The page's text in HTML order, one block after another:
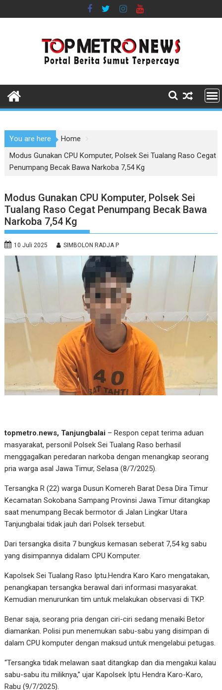
to
You are here
Home
Modus Gunakan CPU Komputer, Polsek Sei Tualang Raso Cegat
Penumpang Becak Bawa Narkoba 7,54 Kg
Modus Gunakan CPU Komputer, Polsek Sei
Tualang Raso Cegat Penumpang Becak Bawa
Narkoba 7,54 Kg
10 Juli 2025 SIMBOLON RADJA P
topmetro.news, Tanjungbalai – Respon cepat terima aduan
masyarakat, personil Polsek Sei Tualang Raso berhasil
menggagalkan peredaran narkoba dengan menangkap seorang
pria warga asal Jawa Timur, Selasa (8/7/2025).
Tersangka R (22) warga Dusun Komereh Barat Desa Dira Timur
Kecamatan Sokobana Sampang Provinsi Jawa Timur ditangkap
saat menumpang Becak bermotor di Jalan Lingkar Utara
Tanjungbalai tidak jauh dari Polsek tersebut.
Dari tersangka disita 7 bungkus kemasan seberat 7,54 kg sabu
yang disimpannya didalam CPU Komputer.
Kapolsek Sei Tualang Raso Iptu.Hendra Karo Karo mengatakan,
penangkapan tersangka berawal dari informasi masyarakat.
Kemudian menurunkan tim untuk melakukan observasi di TKP.
Benar saja, seorang pria dengan ciri-ciri sedang menaiki Betor
diamankan. Polisi pun menemukan sabu-sabu yang disimpan di
dalam CPU komputer dengan maksud untuk mengelabui petugas.
“Tersangka tidak melawan saat ditangkap dan dia mengakui kalau
sabu-sabu itu miliknya,” ujar Kapolsek Iptu Hendra Karo-Karo,
Rabu (9/7/2025).